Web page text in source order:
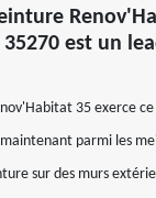
35270 est un
35 exerce
parmi les
sur des murs